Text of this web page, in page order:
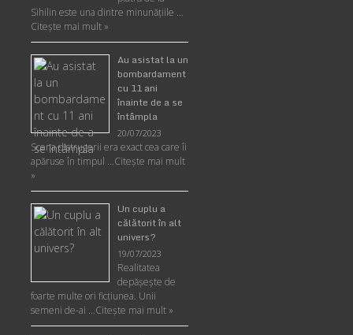
Sihilin este una dintre minunăţiile …
Citește mai mult »
Au asistat la un
bombardament
cu 11 ani
înainte de a se
întâmpla
20/07/2023
Scena distrugerii era exact cea care îi
apăruse în timpul …Citește mai mult
»
Un cuplu a
călătorit în alt
univers?
19/07/2023
Realitatea
depăşeşte de
foarte multe ori ficţiunea. Unii
semeni de-ai …Citește mai mult »